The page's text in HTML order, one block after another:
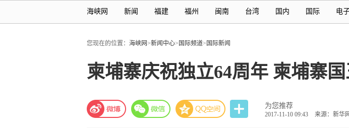
海峡网 新闻 福建 福州 闽南 台湾 国内 国际 电
您现在的位置： 海峡网>新闻中心> 国际频道> 国际新闻
柬埔寨庆祝独立64周年 柬埔寨
为您推荐
2017-11-10 09:43 来源：新华